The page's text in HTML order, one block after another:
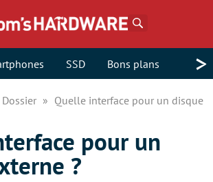
SSD Bons plans >
Dossier
Quelle interface pour un disque
pour un
?